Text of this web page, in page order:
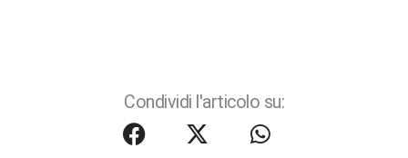
Condividi l'articolo su: